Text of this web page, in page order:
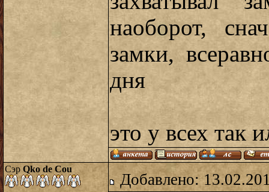
наоборот,
замки,
дня
это у всех так
Сэр Qko de Cou
Добавлено: